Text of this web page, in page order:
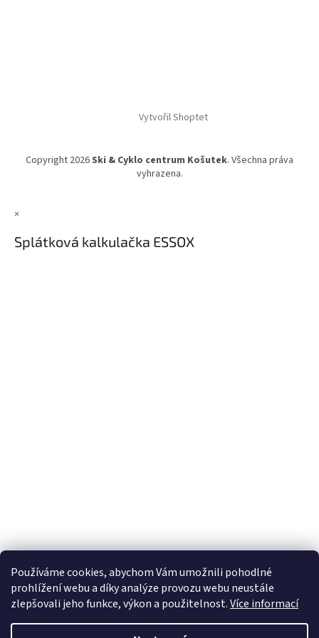
Používáme cookies, abychom Vám umožnili pohodlné
prohlížení webu a díky analýze provozu webu neustále
zlepšovali jeho funkce, výkon a použitelnost.Více informací
Vytvořil Shoptet
Copyright 2026Ski & Cyklo centrum Košutek. Všechna práva
vyhrazena.
×
Splátková kalkulačka ESSOX